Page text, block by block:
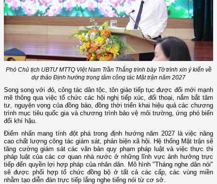
Phó Chủ tịch UBTƯ MTTQ Việt Nam Trần Thắng trình bày Tờ trình xin ý kiến về
dự thảo Định hướng trọng tâm công tác Mặt trận năm 2027
Song song với đó, công tác dân tộc, tôn giáo tiếp tục được đổi mới mạnh
mẽ thông qua việc tổ chức các hội nghị tiếp xúc, đối thoại, nắm bắt tâm
tư, nguyện vọng của đồng bào, đồng thời triển khai hiệu quả các chương
trình mục tiêu quốc gia và chương trình bảo vệ môi trường, ứng phó biến
đổi khí hậu.
Điểm nhấn mang tính đột phá trong định hướng năm 2027 là việc nâng
cao chất lượng công tác giám sát, phản biện xã hội. Hệ thống Mặt trận sẽ
tăng cường giám sát các văn bản quy phạm pháp luật và việc thực thi
pháp luật của các cơ quan nhà nước ở những lĩnh vực ảnh hưởng trực
tiếp đến quyền lợi hợp pháp của nhân dân. Mô hình "Tháng nghe dân nói"
sẽ được phối hợp tổ chức đồng bộ ở tất cả các cấp, các vùng miền
nhằm tạo diễn đàn trực tiếp lắng nghe tiếng nói từ cơ sở.